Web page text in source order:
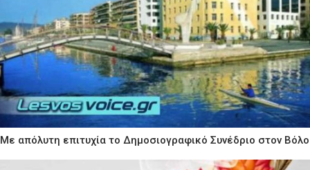
Με απόλυτη επιτυχία το Δημοσιογραφικό Συνέδριο στον Βόλο